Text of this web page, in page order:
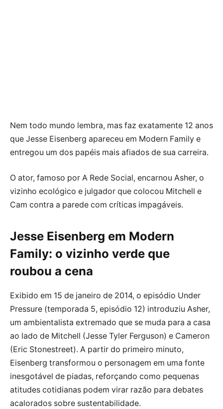
Nem todo mundo lembra, mas faz exatamente 12 anos
que Jesse Eisenberg apareceu em Modern Family e
entregou um dos papéis mais afiados de sua carreira.
O ator, famoso por A Rede Social, encarnou Asher, o
vizinho ecológico e julgador que colocou Mitchell e
Cam contra a parede com críticas impagáveis.
Jesse Eisenberg em Modern
Family: o vizinho verde que
roubou a cena
Exibido em 15 de janeiro de 2014, o episódio Under
Pressure (temporada 5, episódio 12) introduziu Asher,
um ambientalista extremado que se muda para a casa
ao lado de Mitchell (Jesse Tyler Ferguson) e Cameron
(Eric Stonestreet). A partir do primeiro minuto,
Eisenberg transformou o personagem em uma fonte
inesgotável de piadas, reforçando como pequenas
atitudes cotidianas podem virar razão para debates
acalorados sobre sustentabilidade.